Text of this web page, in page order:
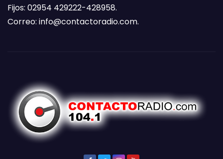
Fijos: 02954 429222-428958.
Correo: info@contactoradio.com.